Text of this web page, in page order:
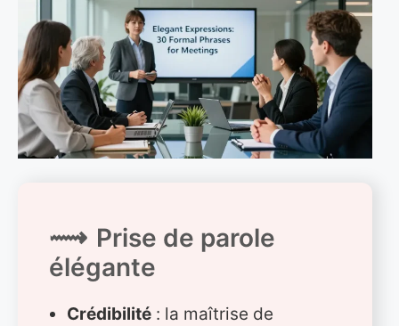
Prise de parole
élégante
Crédibilité : la maîtrise de